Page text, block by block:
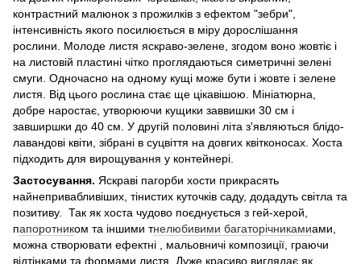
контрастний малюнок з прожилків з ефектом "зебри",
інтенсивність якого посилюється в міру дорослішання
рослини. Молоде листя яскраво-зелене, згодом воно жовтіє і
на листовій пластині чітко проглядаються симетричні зелені
смуги. Одночасно на одному кущі може бути і жовте і зелене
листя. Від цього рослина стає ще цікавішою. Мініатюрна,
добре наростає, утворюючи кущики заввишки 30 см і
завширшки до 40 см. У другій половині літа з'являються блідо-
лавандові квіти, зібрані в суцвіття на довгих квітконосах. Хоста
підходить для вирощування у контейнері.
Застосування. Яскраві пагорби хости прикрасять
найнепривабливіших, тінистих куточків саду, додадуть світла та
позитиву. Так як хоста чудово поєднується з гей-херой,
папоротником та іншими тнелюбивими багаторічникамиами,
можна створювати ефектні , мальовничі композиції, граючи
відтінками та формами листя. Дуже красиво виглядає як